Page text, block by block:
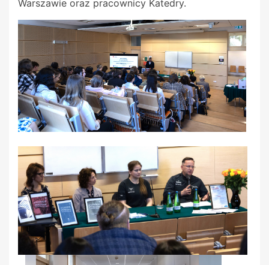
Warszawie oraz pracownicy Katedry.